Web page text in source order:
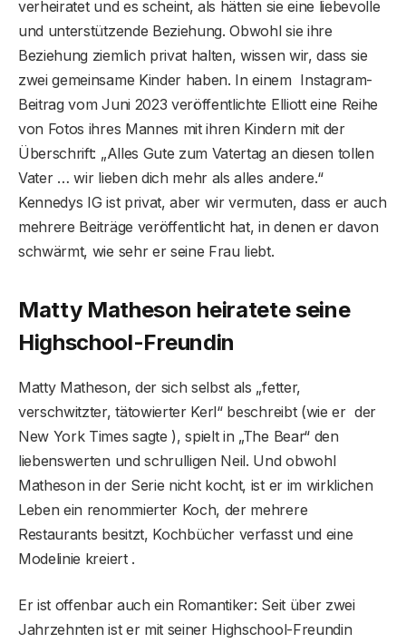
verheiratet und es scheint, als hätten sie eine liebevolle
und unterstützende Beziehung. Obwohl sie ihre
Beziehung ziemlich privat halten, wissen wir, dass sie
zwei gemeinsame Kinder haben. In einem Instagram-
Beitrag vom Juni 2023 veröffentlichte Elliott eine Reihe
von Fotos ihres Mannes mit ihren Kindern mit der
Überschrift: „Alles Gute zum Vatertag an diesen tollen
Vater … wir lieben dich mehr als alles andere.“
Kennedys IG ist privat, aber wir vermuten, dass er auch
mehrere Beiträge veröffentlicht hat, in denen er davon
schwärmt, wie sehr er seine Frau liebt.
Matty Matheson heiratete seine
Highschool-Freundin
Matty Matheson, der sich selbst als „fetter,
verschwitzter, tätowierter Kerl“ beschreibt (wie er der
New York Times sagte ), spielt in „The Bear“ den
liebenswerten und schrulligen Neil. Und obwohl
Matheson in der Serie nicht kocht, ist er im wirklichen
Leben ein renommierter Koch, der mehrere
Restaurants besitzt, Kochbücher verfasst und eine
Modelinie kreiert .
Er ist offenbar auch ein Romantiker: Seit über zwei
Jahrzehnten ist er mit seiner Highschool-Freundin